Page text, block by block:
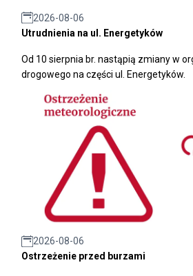
2026-08-06
Utrudnienia na ul. Energetyków
Od 10 sierpnia br. nastąpią zmiany w
drogowego na części ul. Energetyków.
2026-08-06
Ostrzeżenie przed burzami